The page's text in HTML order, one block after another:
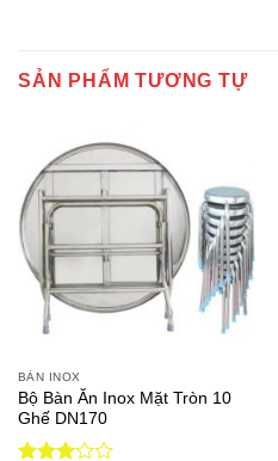
SẢN PHẨM TƯƠNG TỰ
BÀN INOX
Bộ Bàn Ăn Inox Mặt Tròn 10
Ghế DN170